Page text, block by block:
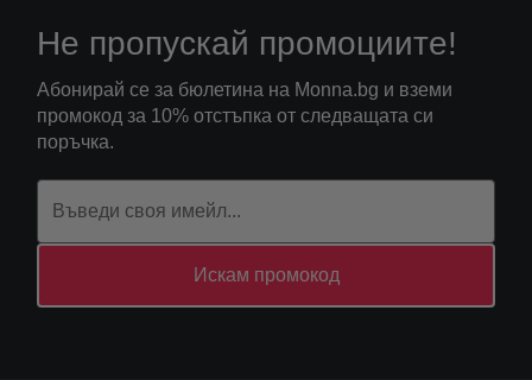
Не пропускай промоциите!
Абонирай се за бюлетина на Monna.bg и вземи
промокод за 10% отстъпка от следващата си
поръчка.
Искам промокод